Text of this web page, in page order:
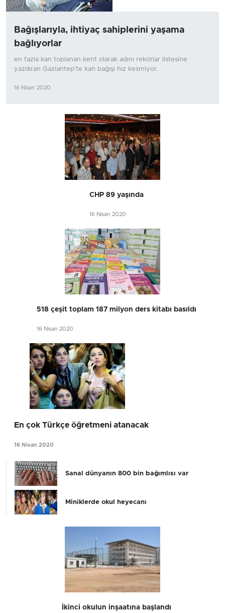
Bağışlarıyla, ihtiyaç sahiplerini yaşama
bağlıyorlar
en fazla kan toplanan kent olarak adını rekorlar listesine
yazdıran Gaziantep’te kan bağışı hız kesmiyor.
16 Nisan 2020
CHP 89 yaşında
16 Nisan 2020
518 çeşit toplam 187 milyon ders kitabı basıldı
16 Nisan 2020
En çok Türkçe öğretmeni atanacak
16 Nisan 2020
Sanal dünyanın 800 bin bağımlısı var
Miniklerde okul heyecanı
İkinci okulun inşaatına başlandı